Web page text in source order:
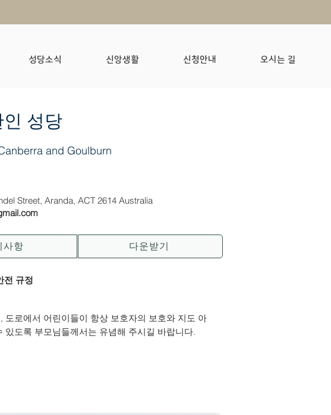
성당소식 신앙생활 신청안내 오시는 길
성당
and Goulburn
Street, Aranda, ACT 2614 Australia
사항 다운받기
전 규정
도로에서 어린이들이 항상 보호자의 보호와 지도 아
있도록 부모님들께서는 유념해 주시길 바랍니다.​